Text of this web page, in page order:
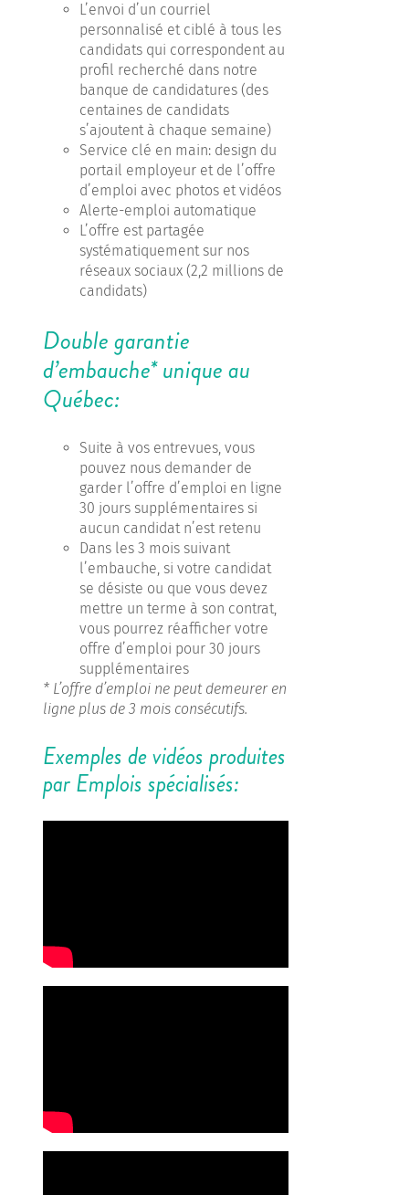
L’envoi d’un courriel
personnalisé et ciblé à tous les
candidats qui correspondent au
profil recherché dans notre
banque de candidatures (des
centaines de candidats
s’ajoutent à chaque semaine)
Service clé en main: design du
portail employeur et de l’offre
d’emploi avec photos et vidéos
Alerte-emploi automatique
L’offre est partagée
systématiquement sur nos
réseaux sociaux (2,2 millions de
candidats)
Double garantie
d’embauche* unique au
Québec:
Suite à vos entrevues, vous
pouvez nous demander de
garder l’offre d’emploi en ligne
30 jours supplémentaires si
aucun candidat n’est retenu
Dans les 3 mois suivant
l’embauche, si votre candidat
se désiste ou que vous devez
mettre un terme à son contrat,
vous pourrez réafficher votre
offre d’emploi pour 30 jours
supplémentaires
* L’offre d’emploi ne peut demeurer en
ligne plus de 3 mois consécutifs.
Exemples de vidéos produites
par Emplois spécialisés: